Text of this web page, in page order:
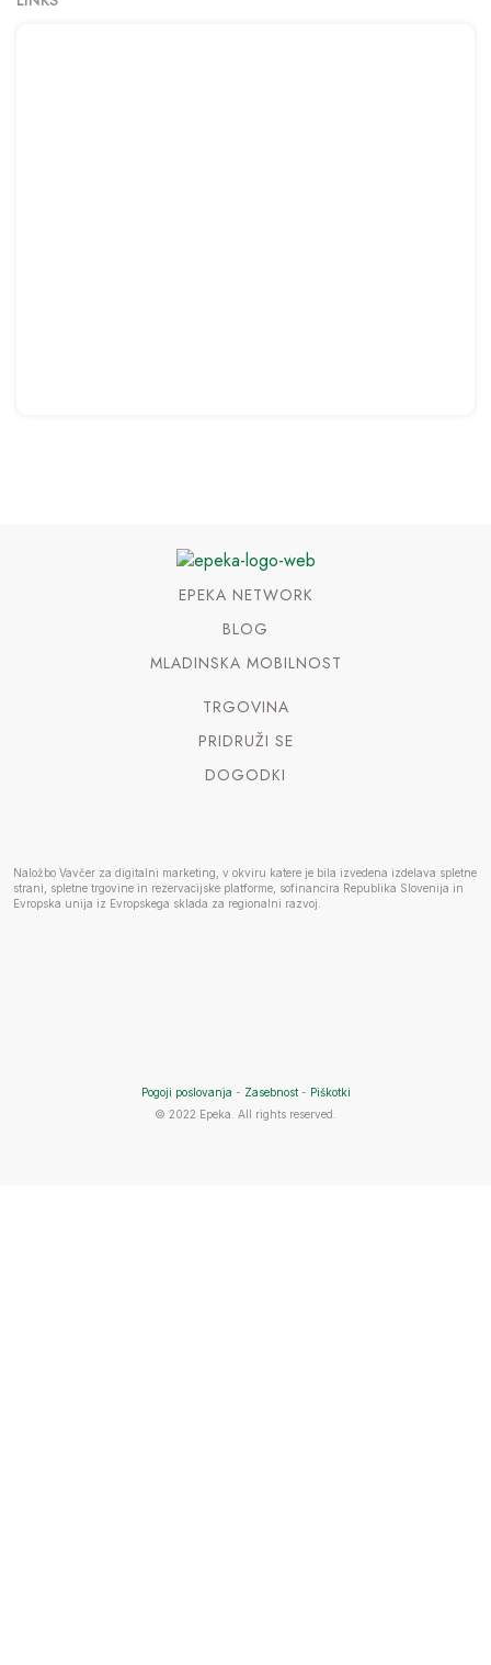
EPEKA NETWORK
BLOG
MLADINSKA MOBILNOST
TRGOVINA
PRIDRUŽI SE
DOGODKI
Naložbo Vavčer za digitalni marketing, v okviru katere je bila izvedena izdelava spletne
strani, spletne trgovine in rezervacijske platforme, sofinancira Republika Slovenija in
Evropska unija iz Evropskega sklada za regionalni razvoj.
Pogoji poslovanja - Zasebnost- Piškotki
© 2022 Epeka. All rights reserved.